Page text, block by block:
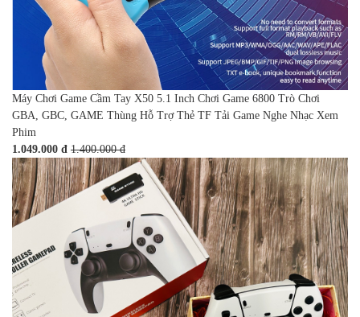
Máy Chơi Game Cầm Tay X50 5.1 Inch Chơi Game 6800 Trò Chơi
GBA, GBC, GAME Thùng Hỗ Trợ Thẻ TF Tải Game Nghe Nhạc Xem
Phim
1.049.000 đ 1.400.000 đ